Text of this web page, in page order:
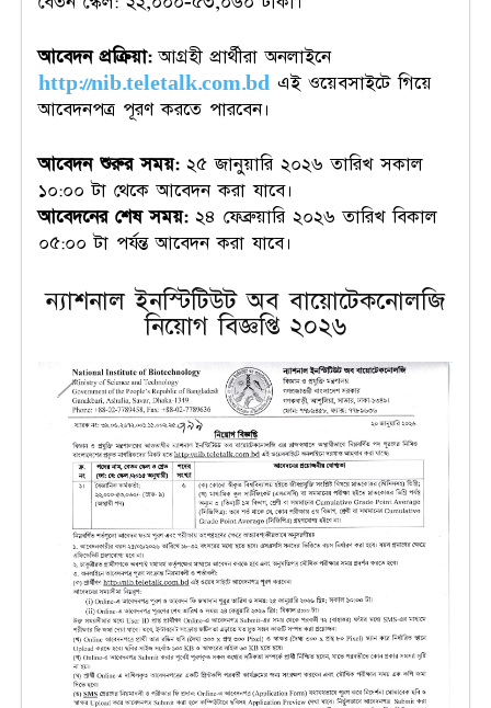
আবেদন প্রক্রিয়া:আগ্রহী প্রার্থীরা অনলাইনে
http://nib.teletalk.com.bd এই ওয়েবসাইটে গিয়ে
আবেদনপত্র পূরণ করতে পারবেন।
আবেদন শুরুর সময়: ২৫ জানুয়ারি ২০২৬ তারিখ সকাল
১০:০০ টা থেকে আবেদন করা যাবে।
আবেদনের শেষ সময়:২৪ ফেব্রুয়ারি ২০২৬ তারিখ বিকাল
০৫:০০ টা পর্যন্ত আবেদন করা যাবে।
ন্যাশনাল ইনস্টিটিউট অব বায়োটেকনোলজি
নিয়োগ বিজ্ঞপ্তি ২০২৬